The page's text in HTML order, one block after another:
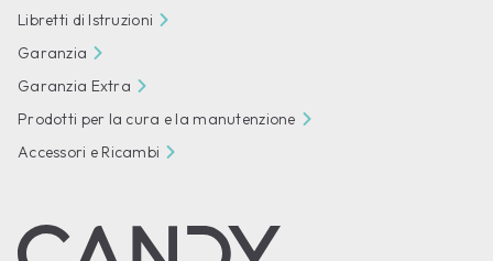
Libretti di Istruzioni
Garanzia
Garanzia Extra
Prodotti per la cura e la manutenzione
Accessori e Ricambi